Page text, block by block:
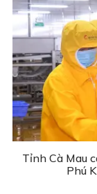
Tỉnh Cà Mau
Phú